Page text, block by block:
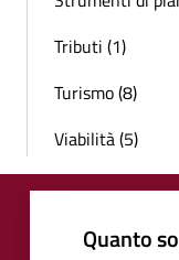
Tributi (1)
Turismo (8)
Viabilità (5)
Quanto